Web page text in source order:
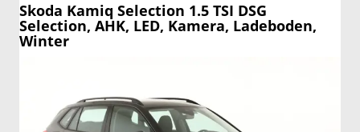
Skoda Kamiq Selection 1.5 TSI DSG
Selection, AHK, LED, Kamera, Ladeboden,
Winter